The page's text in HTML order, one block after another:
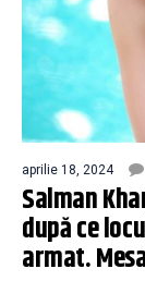
aprilie 18, 2024
Salman
după ce
armat.